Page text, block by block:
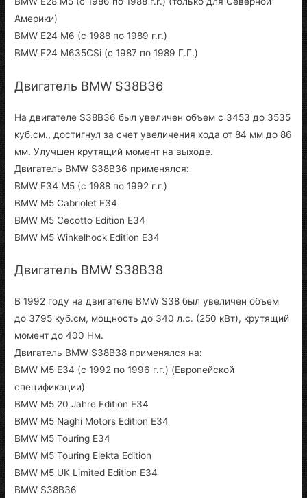
Америки)
BMW E24 M6 (с 1988 по 1989 г.г.)
BMW E24 M635CSi (с 1987 по 1989 Г.Г.)
Двигатель BMW S38B36
На двигателе S38B36 был увеличен объем с 3453 до 3535
куб.см., достигнул за счет увеличения хода от 84 мм до 86
мм. Улучшен крутящий момент на выходе.
Двигатель BMW S38B36 применялся:
BMW E34 M5 (с 1988 по 1992 г.г.)
BMW M5 Cabriolet E34
BMW M5 Cecotto Edition E34
BMW M5 Winkelhock Edition E34
Двигатель BMW S38B38
В 1992 году на двигателе BMW S38 был увеличен объем
до 3795 куб.см, мощность до 340 л.с. (250 кВт), крутящий
момент до 400 Нм.
Двигатель BMW S38B38 применялся на:
BMW M5 E34 (с 1992 по 1996 г.г.) (Европейской
спецификации)
BMW M5 20 Jahre Edition E34
BMW M5 Naghi Motors Edition E34
BMW M5 Touring E34
BMW M5 Touring Elekta Edition
BMW M5 UK Limited Edition E34
BMW S38B36